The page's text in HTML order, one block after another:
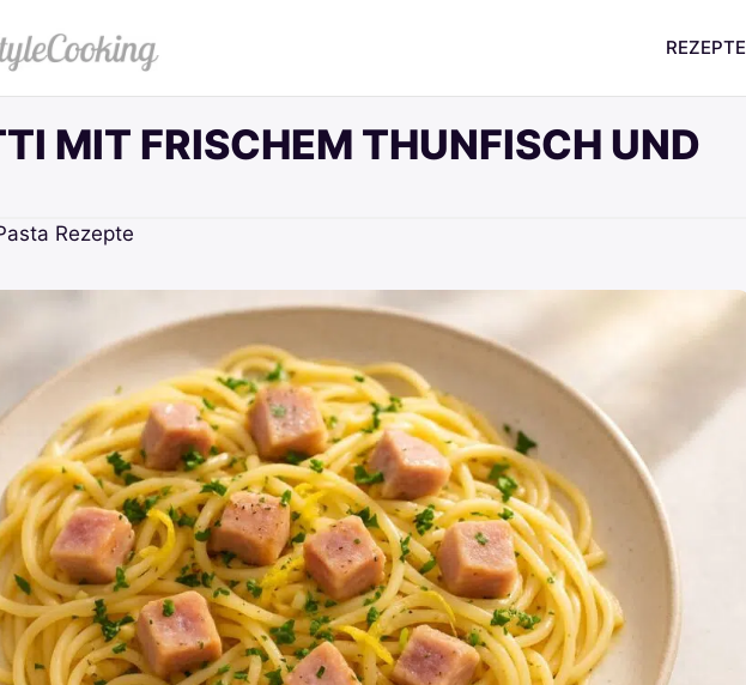
REZEPTE
MIT FRISCHEM THUNFISCH UND
Rezepte